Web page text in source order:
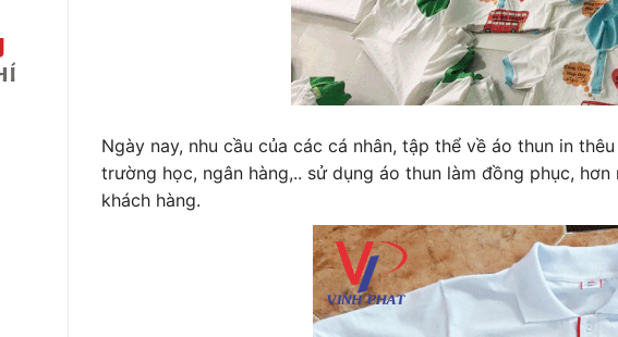
Ngày nay, nhu cầu của các cá nhân, tập thể về áo thun in
trường học, ngân hàng,.. sử dụng áo thun làm đồng phục,
khách hàng.